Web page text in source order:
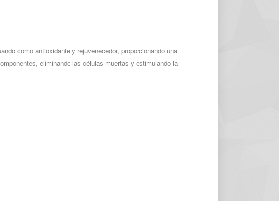
como antioxidante y rejuvenecedor, proporcionando una
eliminando las células muertas y estimulando la